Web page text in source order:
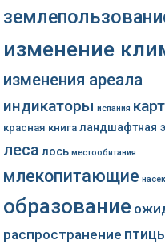
изменение
изменения ареала
индикаторы испания
красная книга ландшафтная
леса лось местообитания
млекопитающие
образование
распространение